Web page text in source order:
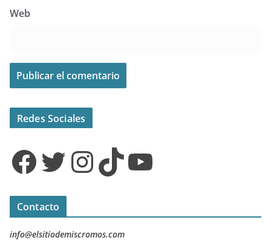
Web
Redes Sociales
Facebook Twitter InstagramTikTok YouTube
Contacto
info@elsitiodemiscromos.com